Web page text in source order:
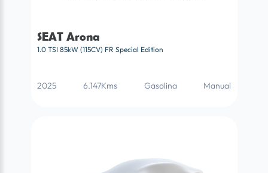
SEAT Arona
1.0 TSI 85kW (115CV) FR Special Edition
2025 6.147Kms Gasolina Manual